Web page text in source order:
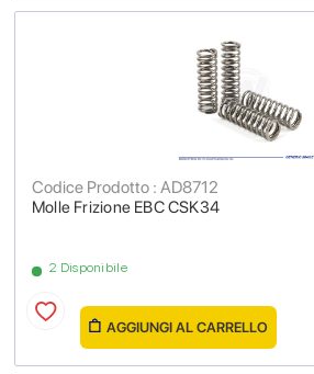
Molle Frizione EBC CSK34
Codice Prodotto : AD8712
2 Disponibile
AGGIUNGI AL CARRELLO